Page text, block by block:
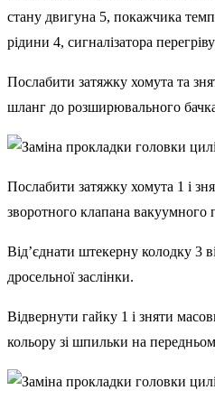
стану двигуна 5, покажчика
рідини 4, сигналізатора
Послабити затяжку хомута та
шланг до розширювального
Послабити затяжку хомута 1 і
зворотного клапана вакуумного
Від’єднати штекерну колодку 3
дросельної заслінки.
Відвернути гайку 1 і зняти
кольору зі шпильки на